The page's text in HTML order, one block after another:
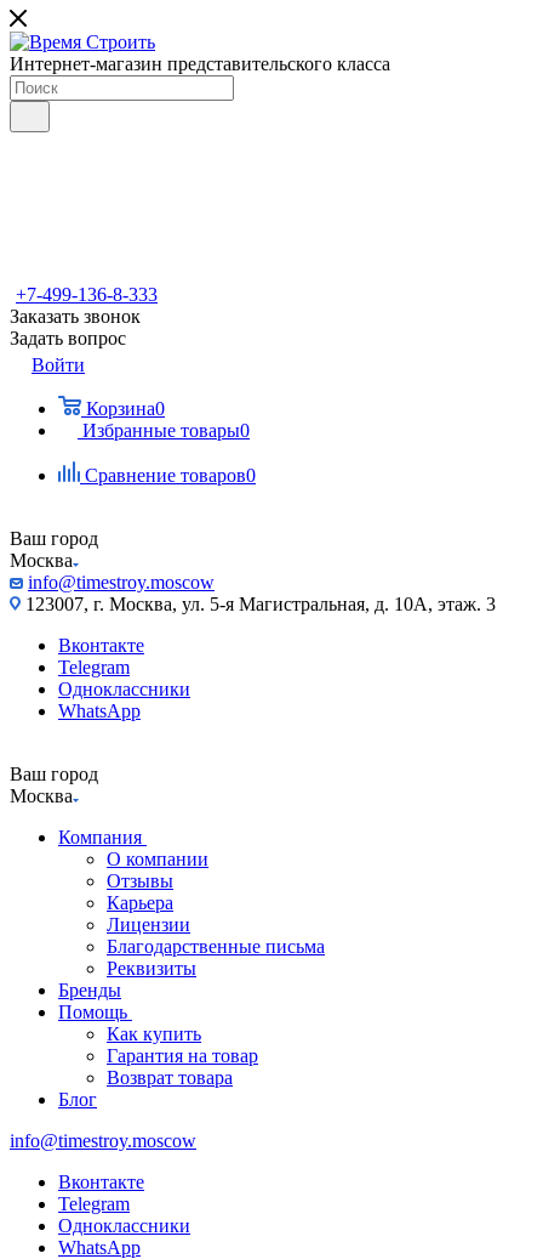
Интернет-магазин представительского класса
+7-499-136-8-333
Заказать звонок
Задать вопрос
Войти
Корзина0
Избранные товары0
Сравнение товаров0
Ваш город
Москва
info@timestroy.moscow
123007, г. Москва, ул. 5-я Магистральная, д. 10А, этаж. 3
Вконтакте
Telegram
Одноклассники
WhatsApp
Ваш город
Москва
Компания
О компании
Отзывы
Карьера
Лицензии
Благодарственные письма
Реквизиты
Бренды
Помощь
Как купить
Гарантия на товар
Возврат товара
Блог
info@timestroy.moscow
Вконтакте
Telegram
Одноклассники
WhatsApp